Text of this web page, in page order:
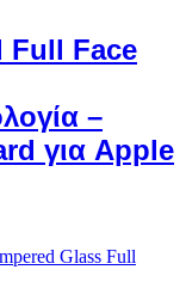
Full Face
–
για Apple